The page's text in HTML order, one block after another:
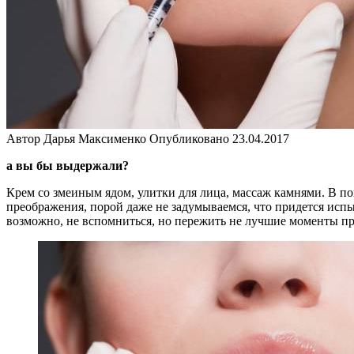
Автор Дарья Максименко Опубликовано 23.04.2017
а вы бы выдержали?
Крем со змеиным ядом, улитки для лица, массаж камнями. В
преображения, порой даже не задумываемся, что придется
возможно, не вспомниться, но пережить не лучшие моменты